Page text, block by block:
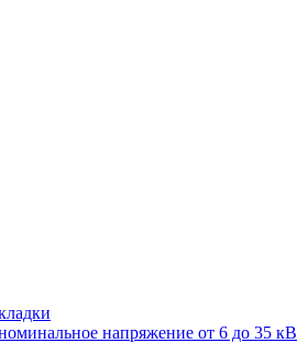
напряжение от 6 до 35 кВ